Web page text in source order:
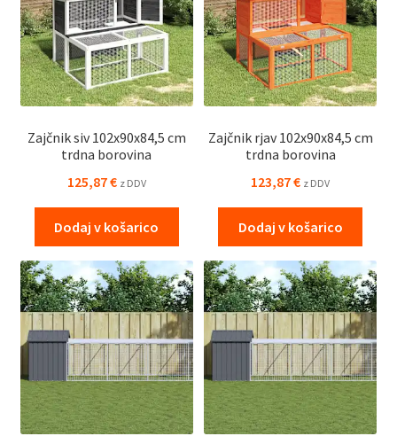
Zajčnik siv 102x90x84,5 cm
trdna borovina
125,87€ z DDV
Dodaj v košarico
Zajčnik rjav 102x90x84,5 cm
trdna borovina
123,87€ z DDV
Dodaj v košarico